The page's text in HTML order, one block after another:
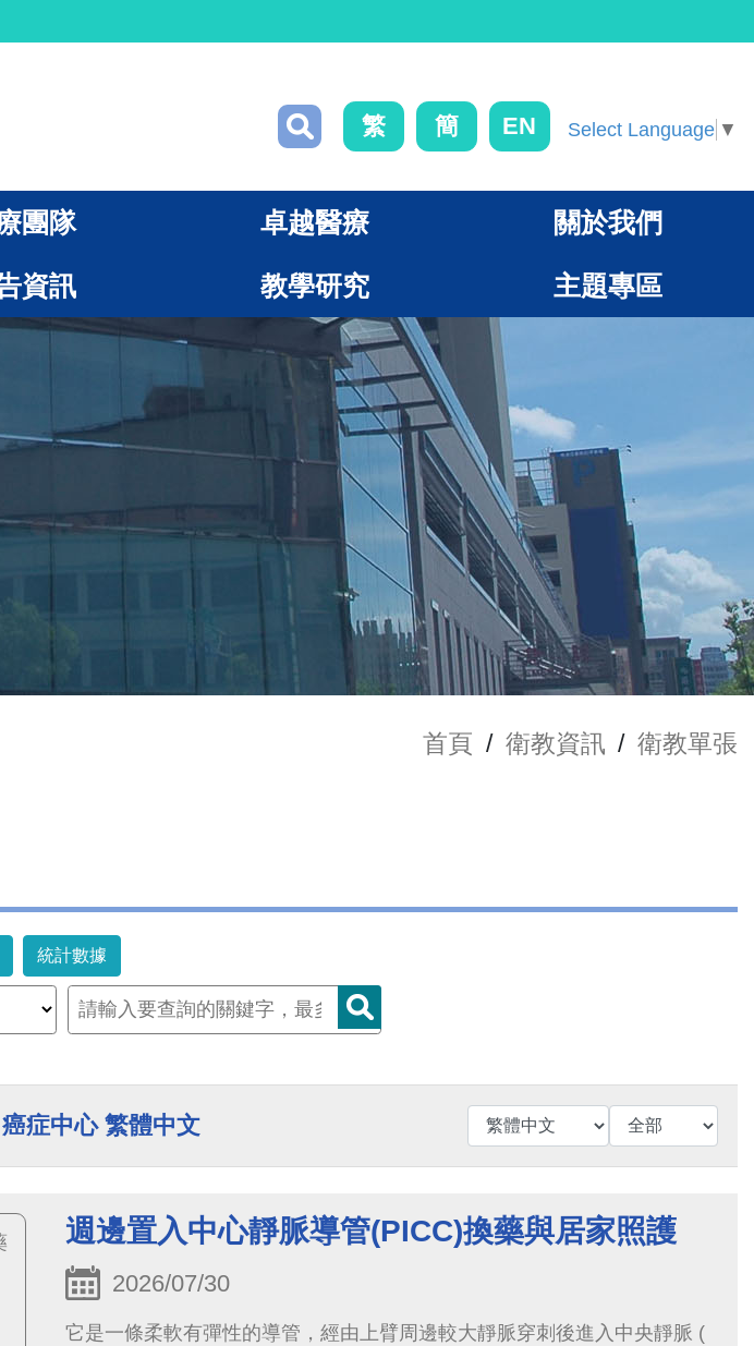
繁 簡 EN Select Language ▼
團隊 卓越醫療 關於我們
資訊 教學研究 主題專區
首頁 / 衛教資訊 / 衛教單張
統計數據
症中心 繁體中文
週邊置入中心靜脈導管(PICC)換藥與居家照護
2026/07/30
它是一條柔軟有彈性的導管，經由上臂周邊較大靜脈穿刺後進入中央靜脈 (